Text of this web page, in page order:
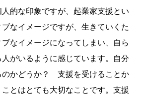
的な印象ですが、起業家支援とい
なイメージですが、生きていくた
なイメージになってしまい、自ら
がいるように感じています。自分
のかどうか？ 支援を受けることか
とはとても大切なことです。支援